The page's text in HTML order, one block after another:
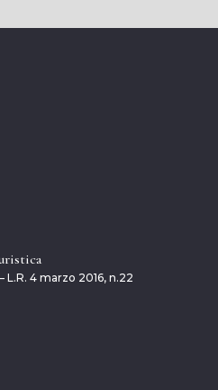
4 marzo 2016, n.22